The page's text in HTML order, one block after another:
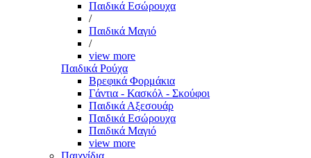
Παιδικά Εσώρουχα
/
Παιδικά Μαγιό
/
view more
Παιδικά Ρούχα
Βρεφικά Φορμάκια
Γάντια - Κασκόλ - Σκούφοι
Παιδικά Αξεσουάρ
Παιδικά Εσώρουχα
Παιδικά Μαγιό
view more
Παιχνίδια